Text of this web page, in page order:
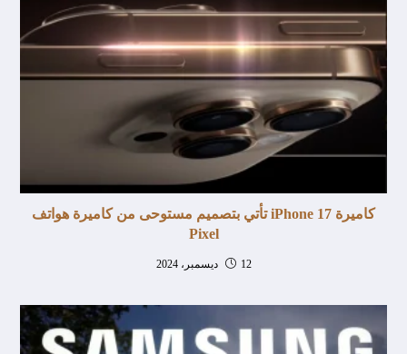
كاميرة iPhone 17 تأتي بتصميم مستوحى من كاميرة هواتف
Pixel
12 ديسمبر، 2024